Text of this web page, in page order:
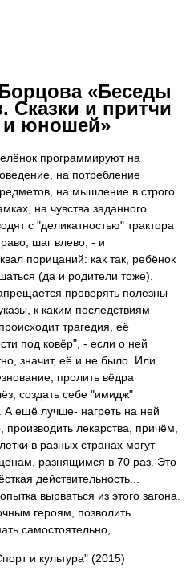
«Беседы
и притчи
и юношей»
программируют на
на потребление
на мышление в строго
на чувства заданного
с "деликатностью" трактора
шаг влево, - и
порицаний: как так, ребёнок
(да и родители тоже).
проверять полезны
к каким последствиям
трагедия, её
под ковёр", - если о ней
значит, её и не было. Или
пролить вёдра
создать себе "имидж"
А ещё лучше- нагреть на ней
производить лекарства, причём,
в разных странах могут
разнящимся в 70 раз. Это
действительность...
вырваться из этого загона.
героям, позволить
самостоятельно,...
и культура" (2015)